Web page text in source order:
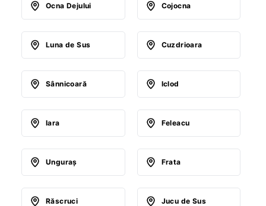
Ocna Dejului Cojocna
Luna de Sus Cuzdrioara
Sânnicoară Iclod
Iara Feleacu
Unguraş Frata
Răscruci Jucu de Sus